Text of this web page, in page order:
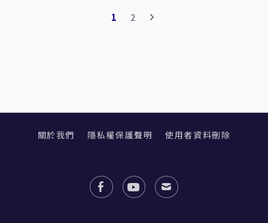
1 2
關於我們 隱私權保護聲明 使用者資料刪除